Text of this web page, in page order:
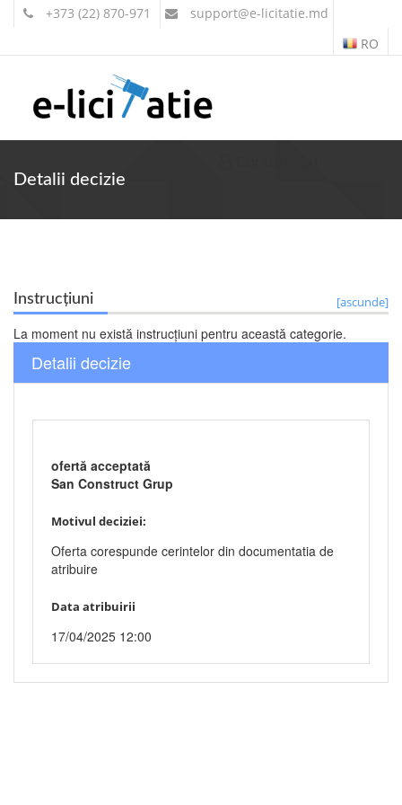
+373 (22) 870-971 support@e-licitatie.md
RO
Detalii decizie
Instrucțiuni [ascunde]
La moment nu există instrucțiuni pentru această categorie.
Detalii decizie
ofertă acceptată
San Construct Grup
Motivul deciziei:
Oferta corespunde cerintelor din documentatia de
atribuire
Data atribuirii
17/04/2025 12:00